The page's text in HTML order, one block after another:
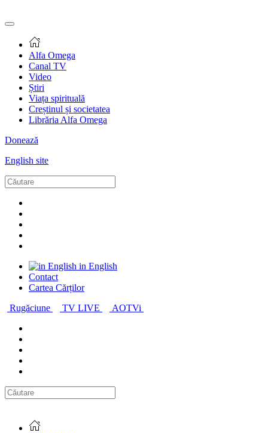
Alfa Omega
Canal TV
Video
Știri
Viața spirituală
Creștinul și societatea
Librăria Alfa Omega
Donează
English site
in English
Contact
Cartea Cărților
Rugăciune
TV LIVE AOTVi